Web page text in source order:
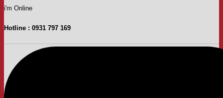
i'm Online
Hotline : 0931 797 169